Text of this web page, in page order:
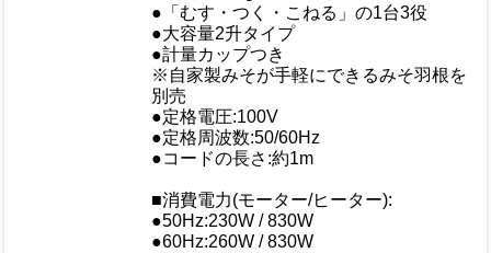
●「むす・つく・こねる」の1台3役
●大容量2升タイプ
●計量カップつき
※自家製みそが手軽にできるみそ羽根を
別売
●定格電圧:100V
●定格周波数:50/60Hz
●コードの長さ:約1m
■消費電力(モーター/ヒーター):
●50Hz:230W / 830W
●60Hz:260W / 830W